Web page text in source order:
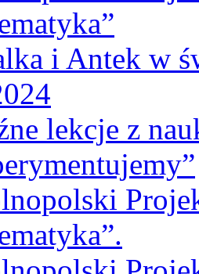
i Antek w
lekcje z